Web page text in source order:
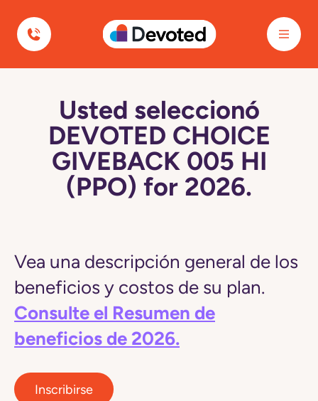
Devoted Health
Usted seleccionó
DEVOTED CHOICE
GIVEBACK 005 HI
(PPO) for 2026.
Vea una descripción general de los
beneficios y costos de su plan.
Consulte el Resumen de
beneficios de 2026.
Inscribirse